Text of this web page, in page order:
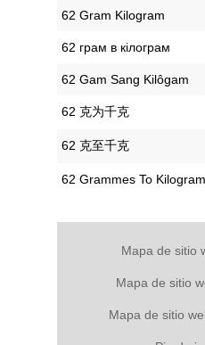
‎62 Gram Kilogram
‎62 грам в кілограм
‎62 Gam Sang Kilôgam
‎62 克为千克
‎62 克至千克
‎62 Grammes To
Mapa de sitio
Mapa de sitio
Mapa de sitio